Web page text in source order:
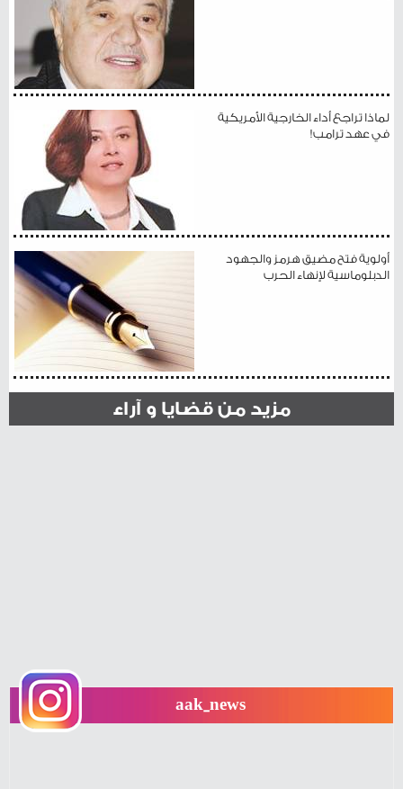
لماذا تراجع أداء الخارجية الأمريكية
في عهد ترامب!
أولوية فتح مضيق هرمز والجهود
الدبلوماسية لإنهاء الحرب
مزيد من قضايا و آراء
aak_news